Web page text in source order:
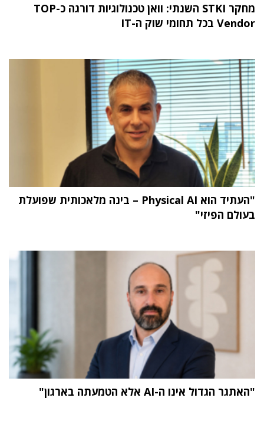
מחקר STKI השנתי: וואן טכנולוגיות דורגה כ-TOP
Vendor בכל תחומי שוק ה-IT
"העתיד הוא Physical AI – בינה מלאכותית שפועלת
בעולם הפיזי"
"האתגר הגדול אינו ה-AI אלא הטמעתה בארגון"